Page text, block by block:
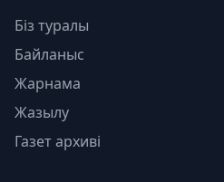
Біз туралы
Байланыс
Жарнама
Жазылу
Газет архиві